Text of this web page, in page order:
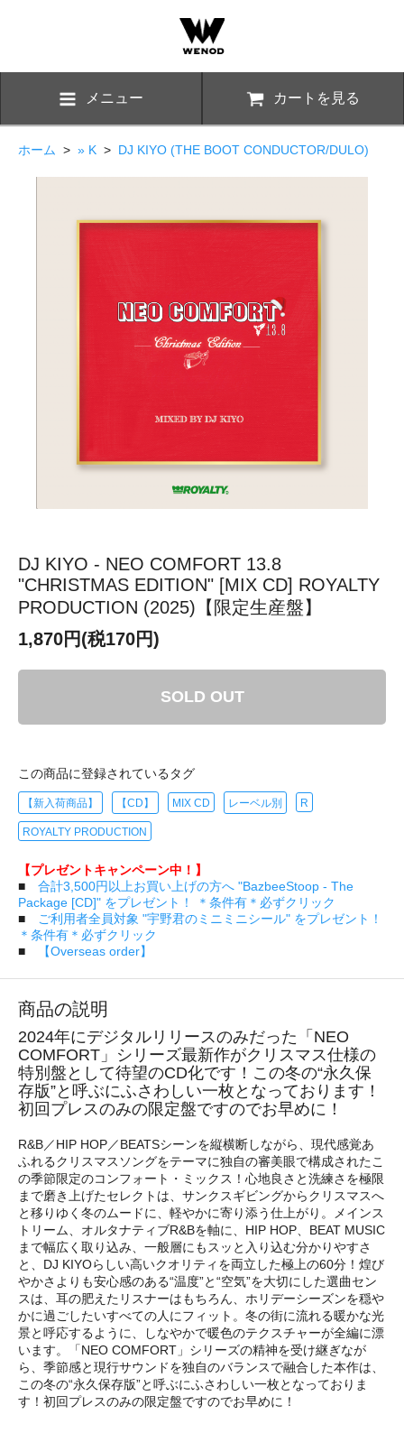
メニュー カートを見る
ホーム > » K > DJ KIYO (THE BOOT CONDUCTOR/DULO)
DJ KIYO - NEO COMFORT 13.8
"CHRISTMAS EDITION" [MIX CD] ROYALTY
PRODUCTION (2025)【限定生産盤】
1,870円(税170円)
SOLD OUT
この商品に登録されているタグ
【新入荷商品】 【CD】 MIX CD レーベル別 R
ROYALTY PRODUCTION
【プレゼントキャンペーン中！】
■ 合計3,500円以上お買い上げの方へ "BazbeeStoop - The
Package [CD]" をプレゼント！ ＊条件有＊必ずクリック
■
ご利用者全員対象 "宇野君のミニミニシール" をプレゼント！
＊条件有＊必ずクリック
■
【Overseas order】
商品の説明
2024年にデジタルリリースのみだった「NEO
COMFORT」シリーズ最新作がクリスマス仕様の
特別盤として待望のCD化です！この冬の“永久保
存版”と呼ぶにふさわしい一枚となっております！
初回プレスのみの限定盤ですのでお早めに！
R&B／HIP HOP／BEATSシーンを縦横断しながら、現代感覚あ
ふれるクリスマスソングをテーマに独自の審美眼で構成されたこ
の季節限定のコンフォート・ミックス！心地良さと洗練さを極限
まで磨き上げたセレクトは、サンクスギビングからクリスマスへ
と移りゆく冬のムードに、軽やかに寄り添う仕上がり。メインス
トリーム、オルタナティブR&Bを軸に、HIP HOP、BEAT MUSIC
まで幅広く取り込み、一般層にもスッと入り込む分かりやすさ
と、DJ KIYOらしい高いクオリティを両立した極上の60分！煌び
やかさよりも安心感のある“温度”と“空気”を大切にした選曲セン
スは、耳の肥えたリスナーはもちろん、ホリデーシーズンを穏や
かに過ごしたいすべての人にフィット。冬の街に流れる暖かな光
景と呼応するように、しなやかで暖色のテクスチャーが全編に漂
います。「NEO COMFORT」シリーズの精神を受け継ぎなが
ら、季節感と現行サウンドを独自のバランスで融合した本作は、
この冬の“永久保存版”と呼ぶにふさわしい一枚となっておりま
す！初回プレスのみの限定盤ですのでお早めに！